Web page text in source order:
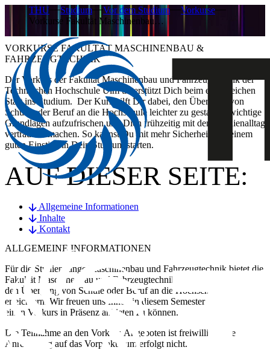
THU Studium Vor dem Studium
Vorkurse
Vorkurse Fakultät Maschinenbau…
VORKURSE FAKULTÄT MASCHINENBAU &
FAHRZEUGTECHNIK
Der Vorkurs der Fakultät Maschinenbau und Fahrzeugtechnik der
Technischen Hochschule Ulm unterstützt Dich beim erfolgreichen
Start ins Studium. Der Kurs hilft Dir dabei, den Übergang von
Schule oder Beruf an die Hochschule leichter zu gestalten, wichtige
Grundlagen aufzufrischen und Dich frühzeitig mit dem Studienalltag
vertraut zu machen. So kannst Du mit mehr Sicherheit und einem
guten Einstieg in Dein Studium starten.
AUF DIESER SEITE:
Allgemeine Informationen
Inhalte
Kontakt
ALLGEMEINE INFORMATIONEN
Für die Studiengänge Maschinenbau und Fahrzeugtechnik bietet die
Fakultät Maschinenbau und Fahrzeugtechnik einen Vorkurs an, um
den Übergang von Schule oder Beruf an die Hochschule zu
erleichtern. Wir freuen uns Ihnen in diesem Semester
einen Vorkurs in Präsenz anbieten zu können.
Die Teilnahme an den Vorkurs Angeboten ist freiwillig. Eine
Anrechnung auf das Vorpraktikum erfolgt nicht.